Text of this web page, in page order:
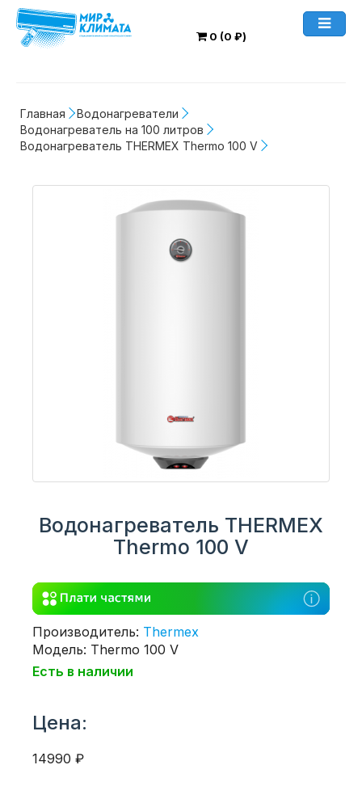
0 (0 ₽)
Главная
Водонагреватели
Водонагреватель на 100 литров
Водонагреватель THERMEX Thermo 100 V
Водонагреватель THERMEX
Thermo 100 V
Производитель: Thermex
Модель: Thermo 100 V
Есть в наличии
Цена:
14990 ₽